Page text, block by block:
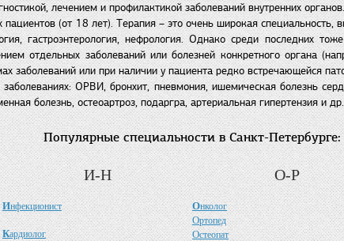
лечением и профилактикой заболеваний внутренних органов.
(от 18 лет). Терапия – это очень широкая специальность,
гастроэнтерология, нефрология. Однако среди последних
отдельных заболеваний или болезней конкретного органа
заболеваний или при наличии у пациента редко встречающейся
ОРВИ, бронхит, пневмония, ишемическая болезнь
болезнь, остеоартроз, подаргра, артериальная гипертензия и др.
Популярные специальности в Санкт-Петербурге:
И-Н
Инфекционист
Кардиолог
О-Р
Онколог
Ортопед
Остеопат